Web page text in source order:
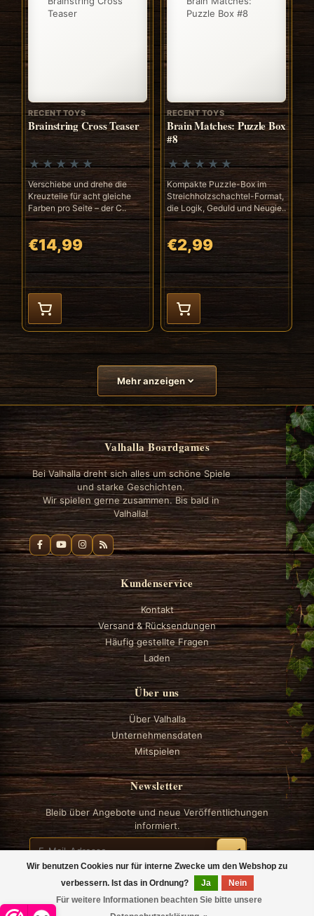
RECENT TOYS
Brainstring Cross Teaser
Verschiebe und drehe die
Kreuzteile für acht gleiche
Farben pro Seite – der C..
€14,99
RECENT TOYS
Brain Matches: Puzzle Box
#8
Kompakte Puzzle-Box im
Streichholzschachtel-Format,
die Logik, Geduld und Neugie..
€2,99
Mehr anzeigen
Wir benutzen Cookies nur für interne Zwecke um den Webshop zu
verbessern. Ist das in Ordnung?
Ja
Nein
Für weitere Informationen beachten Sie bitte unsere
Valhalla Boardgames
Bei Valhalla dreht sich alles um schöne Spiele
und starke Geschichten.
Wir spielen gerne zusammen. Bis bald in
Valhalla!
Kundenservice
Kontakt
Versand & Rücksendungen
Häufig gestellte Fragen
Laden
Über uns
Über Valhalla
Unternehmensdaten
Mitspielen
Newsletter
Bleib über Angebote und neue Veröffentlichungen
informiert.